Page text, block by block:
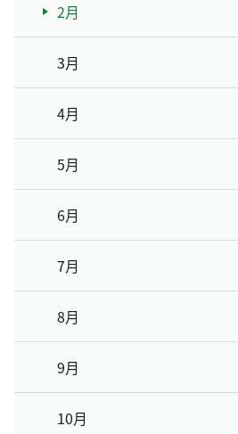
2月
3月
4月
5月
6月
7月
8月
9月
10月